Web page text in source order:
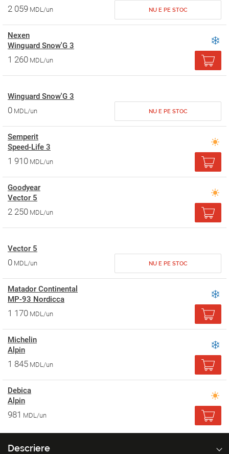
2 059 MDL/un NU E PE STOC
Nexen
Winguard Snow'G 3
1 260 MDL/un
Winguard Snow'G 3
0 MDL/un NU E PE STOC
Semperit
Speed-Life 3
1 910 MDL/un
Goodyear
Vector 5
2 250 MDL/un
Vector 5
0 MDL/un NU E PE STOC
Matador Continental
MP-93 Nordicca
1 170 MDL/un
Michelin
Alpin
1 845 MDL/un
Debica
Alpin
981 MDL/un
Descriere